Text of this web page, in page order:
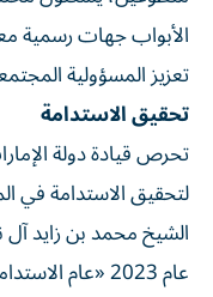
الأبواب جهات رسمية
تعزيز المسؤولية
تحقيق الاستدامة
تحرص قيادة دولة
لتحقيق الاستدامة في
الشيخ محمد بن زايد آل
عام 2023 «عام